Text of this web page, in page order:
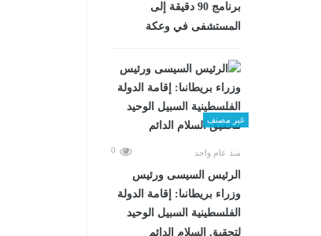
برنامج 90 دقيقة إلى
المستشفى في وعكة
غير مصنف
منذ عام واحد 0
الرئيس السيسى ورئيس
وزراء بريطانىا: إقامة الدولة
الفلسطينية السبيل الوحيد
لتحقيق السلام الدائم